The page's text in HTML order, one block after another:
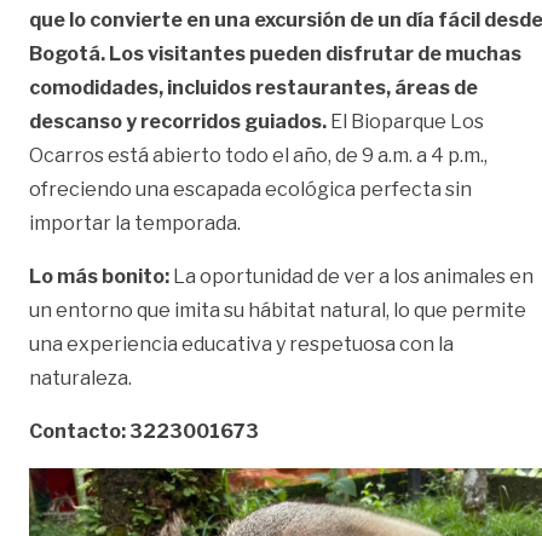
que lo convierte en una excursión de un día fácil desde
Bogotá. Los visitantes pueden disfrutar de muchas
comodidades, incluidos restaurantes, áreas de
descanso y recorridos guiados. El Bioparque Los
Ocarros está abierto todo el año, de 9 a.m. a 4 p.m.,
ofreciendo una escapada ecológica perfecta sin
importar la temporada.
Lo más bonito: La oportunidad de ver a los animales en
un entorno que imita su hábitat natural, lo que permite
una experiencia educativa y respetuosa con la
naturaleza.
Contacto: 3223001673